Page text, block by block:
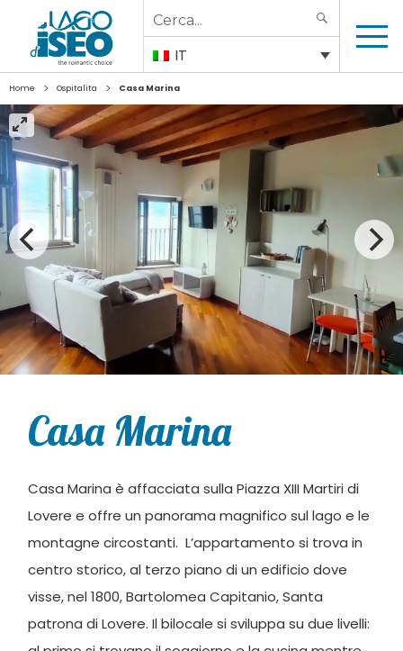
Search
for:
IT
Home > Ospitalita > Casa Marina
Casa Marina
Casa Marina è affacciata sulla Piazza XIII Martiri di
Lovere e offre un panorama magnifico sul lago e le
montagne circostanti. L’appartamento si trova in
centro storico, al terzo piano di un edificio dove
visse, nel 1800, Bartolomea Capitanio, Santa
patrona di Lovere. Il bilocale si sviluppa su due livelli: